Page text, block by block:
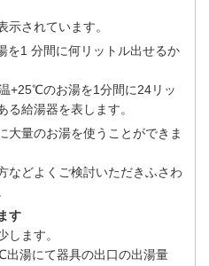
示されています。
を1 分間に何リットル出せるか
+25℃のお湯を1分間に24リッ
る給湯器を表します。
大量のお湯を使うことができま
などよくご検討いただきふさわ
す
します。
湯にて器具の出口の出湯量